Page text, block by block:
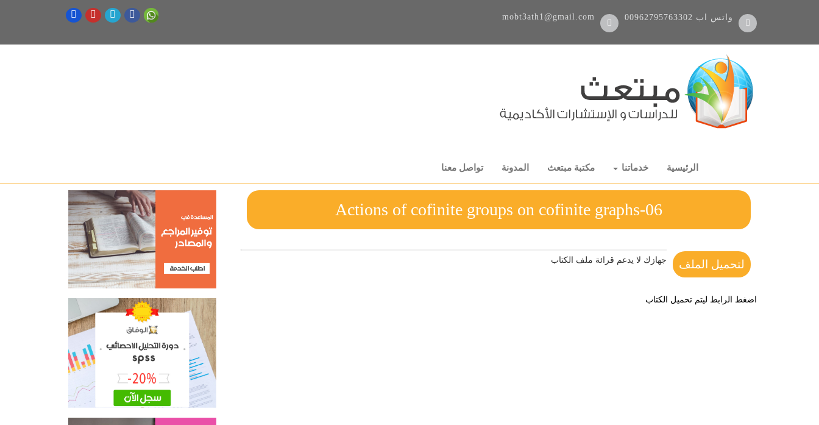
00962795763302 واتس اب mobt3ath1@gmail.com
الرئيسية خدماتنا مكتبة مبتعث المدونة تواصل معنا
06-Actions of cofinite groups on cofinite graphs
لتحميل الملف جهازك لا يدعم قرائة ملف الكتاب
اضغط الرابط ليتم تحميل الكتاب